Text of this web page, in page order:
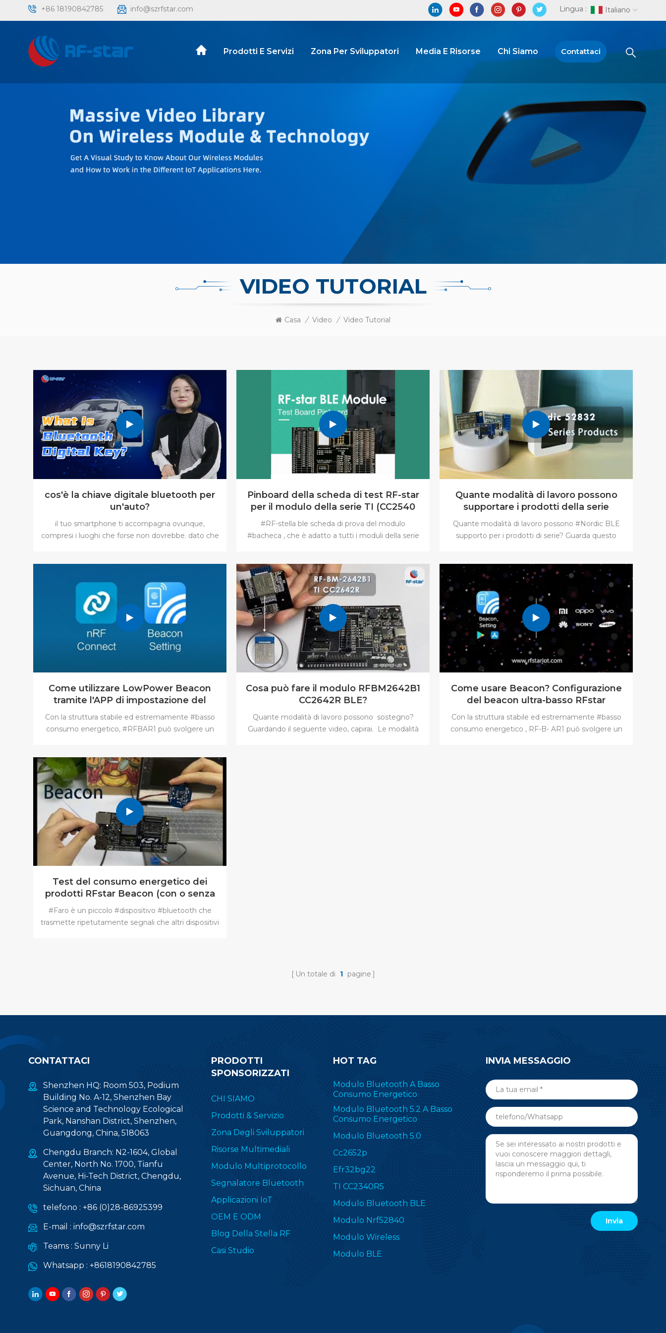
+86 18190842785 info@szrfstar.com Lingua : Italiano
Prodotti E Servizi Zona Per Sviluppatori Media E Risorse Chi Siamo Contattaci
VIDEO TUTORIAL
Casa / Video / Video Tutorial
cos'è la chiave digitale bluetooth per
un'auto?
il tuo smartphone ti accompagna ovunque,
compresi i luoghi che forse non dovrebbe. dato che
digitale per un'auto utilizza il tuo smartphone per
azionare le serrature delle portiere di un veicolo e
per avviare il motore,, il che significa che non devi
portare con te il portachiavi.
Pinboard della scheda di test RF-star
per il modulo della serie TI (CC2540
CC2541 CC2640)
#RF-stella ble scheda di prova del modulo
#bacheca , che è adatto a tutti i moduli della serie
eseguire alcuni test. Dotato di impianti di
produzione e macchine di prova completamente
#automatici. RF-star può garantire l'elevata qualità
del prodotto e una forte capacità di fornitura. Si
prega di contattarci per qualsiasi richiesta su
#alibaba.com
Quante modalità di lavoro possono
supportare i prodotti della serie
Nordic BLE?
Quante modalità di lavoro possono #Nordic BLE
supporto per i prodotti di serie? Guarda questo
sono stati sviluppati sulla base di #nordic52832 serie
#IC , che hanno un ricco di funzioni. Quello che
segue è il test delle funzioni di #RFstar
#RFBMND08 . Se sei interessato a questa
soluzione, invia la tua richiesta a sales@
szrfstar.com. #Modalità Bridge #Trasmissione su
porta seriale #nRF52832 #modalità di trasmissione
trasparente
Come utilizzare LowPower Beacon
tramite l'APP di impostazione del
beacon? Faro RFBAR1
Con la struttura stabile ed estremamente #basso
consumo energetico, #RFBAR1 può svolgere un
#interno e #all'aperto. #RFBAR4 #Beacon supporti
del dispositivo #iBeacon, #Eddystone( #UID, #URL,
#TLM ). Il tipo ampiamente diffuso lo rende più
flessibile per un'ampia gamma di applicazioni.
Senza cambiare la batteria, RF-B -AR1 può
raggiungere fino a 10 anni di vita utile. Il sostituibile
CR2477 la batteria ne raggiunge una più lunga.
Cosa può fare il modulo RFBM2642B1
CC2642R BLE?
Quante modalità di lavoro possono sostegno?
Guardando il seguente video, capirai. Le modalità
Come usare Beacon? Configurazione
del beacon ultra-basso RFstar
iBeacon Eddystone tramite l'APP di
impostazione del beacon
Con la struttura stabile ed estremamente #basso
consumo energetico , RF-B- AR1 può svolgere un
Test del consumo energetico dei
prodotti RFstar Beacon (con o senza
sensori)
#Faro è un piccolo #dispositivo #bluetooth che
trasmette ripetutamente segnali che altri dispositivi
Un totale di 1 pagine
CONTATTACI
Shenzhen HQ: Room 503, Podium
Building No. A-12, Shenzhen Bay
Science and Technology Ecological
Park, Nanshan District, Shenzhen,
Guangdong, China, 518063
Chengdu Branch: N2-1604, Global
Center, North No. 1700, Tianfu
Avenue, Hi-Tech District, Chengdu,
Sichuan, China
telefono : +86 (0)28-86925399
E-mail : info@szrfstar.com
Teams : Sunny Li
Whatsapp : +8618190842785
PRODOTTI
SPONSORIZZATI
CHI SIAMO
Prodotti & Servizio
Zona Degli Sviluppatori
Risorse Multimediali
Modulo Multiprotocollo
Segnalatore Bluetooth
Applicazioni IoT
OEM E ODM
Blog Della Stella RF
Casi Studio
HOT TAG
Modulo Bluetooth A Basso
Consumo Energetico
Modulo Bluetooth 5.2 A Basso
Consumo Energetico
Modulo Bluetooth 5.0
Cc2652p
Efr32bg22
TI CC2340R5
Modulo Bluetooth BLE
Modulo Nrf52840
Modulo Wireless
Modulo BLE
INVIA MESSAGGIO